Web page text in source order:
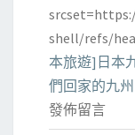
shell/refs/
本旅遊]日本
們回家的九
發佈留言